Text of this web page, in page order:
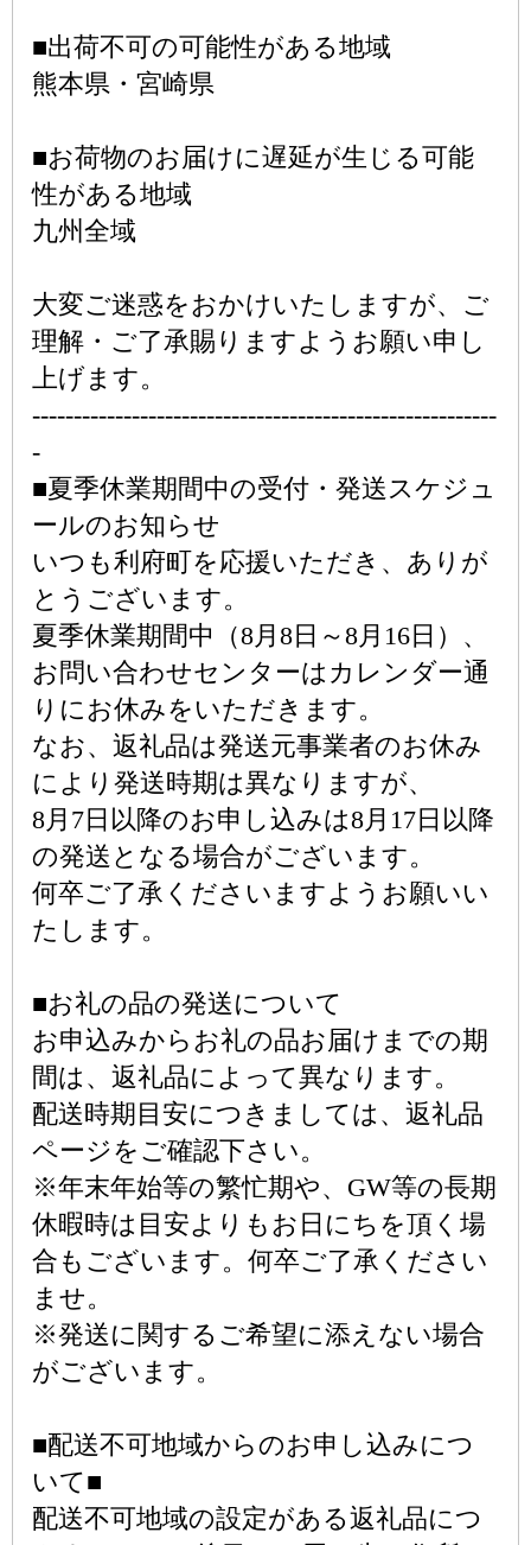
■出荷不可の可能性がある地域
熊本県・宮崎県
■お荷物のお届けに遅延が生じる可能
性がある地域
九州全域
大変ご迷惑をおかけいたしますが、ご
理解・ご了承賜りますようお願い申し
上げます。
--------------------------------------------------------
-
■夏季休業期間中の受付・発送スケジュ
ールのお知らせ
いつも利府町を応援いただき、ありが
とうございます。
夏季休業期間中（8月8日～8月16日）、
お問い合わせセンターはカレンダー通
りにお休みをいただきます。
なお、返礼品は発送元事業者のお休み
により発送時期は異なりますが、
8月7日以降のお申し込みは8月17日以降
の発送となる場合がございます。
何卒ご了承くださいますようお願いい
たします。
■お礼の品の発送について
お申込みからお礼の品お届けまでの期
間は、返礼品によって異なります。
配送時期目安につきましては、返礼品
ページをご確認下さい。
※年末年始等の繁忙期や、GW等の長期
休暇時は目安よりもお日にちを頂く場
合もございます。何卒ご了承ください
ませ。
※発送に関するご希望に添えない場合
がございます。
■配送不可地域からのお申し込みにつ
いて■
配送不可地域の設定がある返礼品につ